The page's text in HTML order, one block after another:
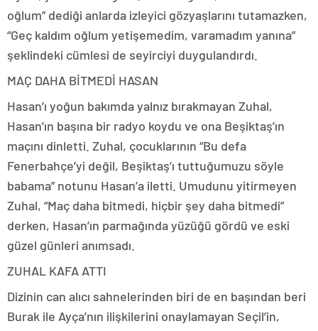
oğlum” dediği anlarda izleyici gözyaşlarını tutamazken,
“Geç kaldım oğlum yetişemedim, varamadım yanına”
şeklindeki cümlesi de seyirciyi duygulandırdı.
MAÇ DAHA BİTMEDİ HASAN
Hasan’ı yoğun bakımda yalnız bırakmayan Zuhal,
Hasan’ın başına bir radyo koydu ve ona Beşiktaş’ın
maçını dinletti. Zuhal, çocuklarının “Bu defa
Fenerbahçe’yi değil, Beşiktaş’ı tuttuğumuzu söyle
babama” notunu Hasan’a iletti. Umudunu yitirmeyen
Zuhal, “Maç daha bitmedi, hiçbir şey daha bitmedi”
derken, Hasan’ın parmağında yüzüğü gördü ve eski
güzel günleri anımsadı.
ZUHAL KAFA ATTI
Dizinin can alıcı sahnelerinden biri de en başından beri
Burak ile Ayça’nın ilişkilerini onaylamayan Seçil’in,